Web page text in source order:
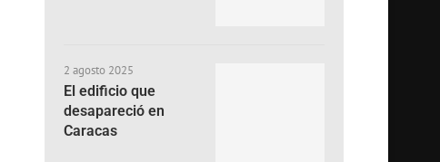
2 agosto 2025
El edificio que
desapareció en
Caracas